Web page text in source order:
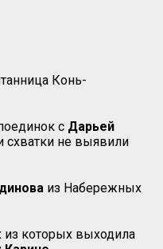
Конь-
с Дарьей
схватки не выявили
из Набережных
из которых выходила